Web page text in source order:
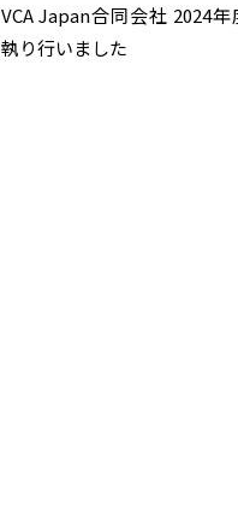
VCA Japan合同会社 2024年
執り行いました